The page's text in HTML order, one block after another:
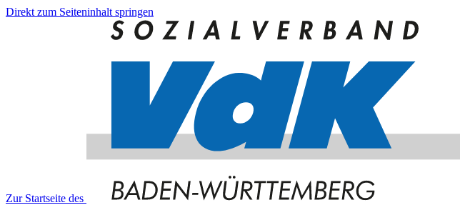
Direkt zum Seiteninhalt springen
Zur Startseite des